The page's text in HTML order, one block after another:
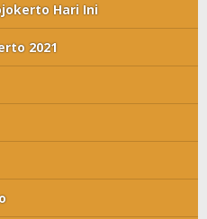
Hari Ini
2021